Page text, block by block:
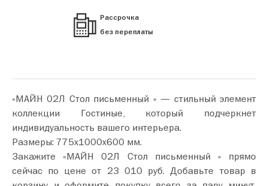
Рассрочка
без переплаты
«МАЙН 02Л Стол письменный » — стильный элемент
коллекции Гостиные, который подчеркнет
индивидуальность вашего интерьера.
Размеры: 775х1000х600 мм.
Закажите «МАЙН 02Л Стол письменный » прямо
сейчас по цене от 23 010 руб. Добавьте товар в